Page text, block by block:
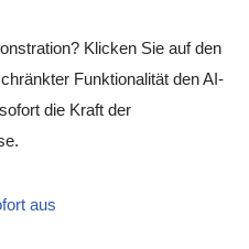
Klicken Sie auf den
Funktionalität den AI-
die Kraft der
aus